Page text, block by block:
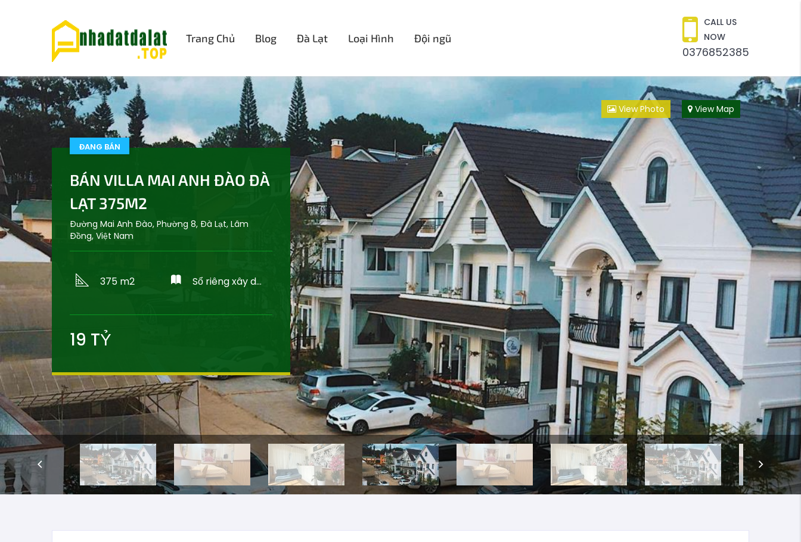
Trang Chủ Blog Đà Lạt Loại Hình Đội ngũ
CALL US
NOW
0376852385
View Photo View Map
ĐANG BÁN
BÁN VILLA MAI ANH ĐÀO ĐÀ
LẠT 375M2
Đường Mai Anh Đào, Phường 8, Đà Lạt, Lâm
Đồng, Việt Nam
375 m2 Sổ riêng xây dựng
19 TỶ